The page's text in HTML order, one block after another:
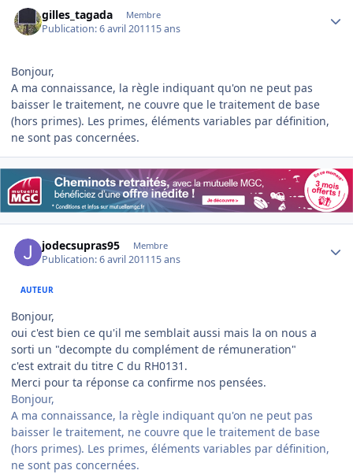
gilles_tagada Membre
Publication:6 avril 201115 ans
Bonjour,
A ma connaissance, la règle indiquant qu'on ne peut pas
baisser le traitement, ne couvre que le traitement de base
(hors primes). Les primes, éléments variables par définition,
ne sont pas concernées.
jodecsupras95 Membre
Publication:6 avril 201115 ans
AUTEUR
Bonjour,
oui c'est bien ce qu'il me semblait aussi mais la on nous a
sorti un "decompte du complément de rémuneration"
c'est extrait du titre C du RH0131.
Merci pour ta réponse ca confirme nos pensées.
Bonjour,
A ma connaissance, la règle indiquant qu'on ne peut pas
baisser le traitement, ne couvre que le traitement de base
(hors primes). Les primes, éléments variables par définition,
ne sont pas concernées.